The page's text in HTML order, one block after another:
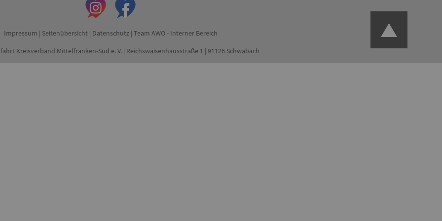
Impressum | Seitenübersicht| Datenschutz| Team AWO - Interner Bereich
Kreisverband Mittelfranken-Süd e. V. | Reichswaisenhausstraße 1 | 91126 Schwabach